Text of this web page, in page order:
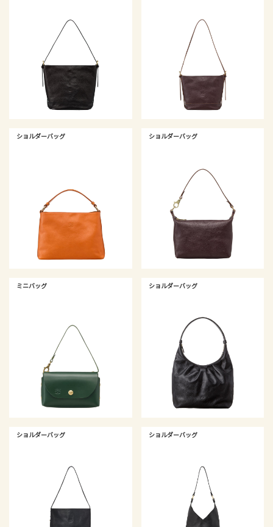
ショルダーバッグ ショルダーバッグ
ミニバッグ ショルダーバッグ
ショルダーバッグ ショルダーバッグ